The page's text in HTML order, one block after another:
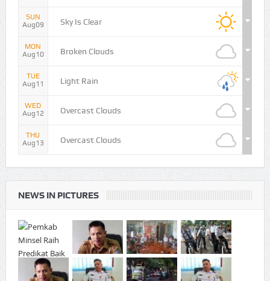
SUN
Aug09
Sky Is Clear
MON
Aug10
Broken Clouds
TUE
Aug11
Light Rain
WED
Aug12
Overcast Clouds
THU
Aug13
Overcast Clouds
NEWS IN PICTURES